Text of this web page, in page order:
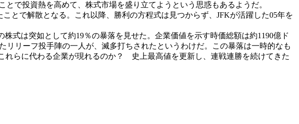
で投資熱を高めて、株式市場を盛り立てようという思惑もあるようだ。
とで解散となる。これ以降、勝利の方程式は見つからず、JFKが活躍した05年を
式は突如として約19％の暴落を見せた。企業価値を示す時価総額は約1190億ド
リーフ投手陣の一人が、滅多打ちされたというわけだ。この暴落は一時的なも
らに代わる企業が現れるのか？ 史上最高値を更新し、連戦連勝を続けてきた